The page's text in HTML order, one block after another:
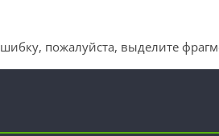
пожалуйста, выделите